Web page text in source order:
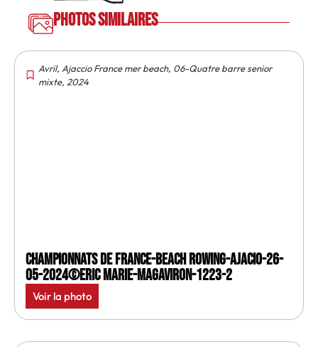
Photos similaires
Avril, Ajaccio France mer beach, 06-Quatre barre senior
mixte, 2024
Championnats de France-Beach rowing-Ajacio-26-
05-2024©Eric Marie-MagAviron-1223-2
Voir la photo